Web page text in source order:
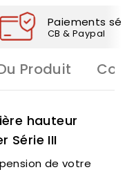
Paiements
CB & Paypal
Produit
hauteur
Série III
de votre